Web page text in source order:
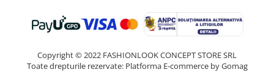
Copyright © 2022 FASHIONLOOK CONCEPT STORE SRL
Toate drepturile rezervate: Platforma E-commerce by Gomag